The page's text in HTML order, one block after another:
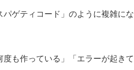
ゲティコード」のように複雑にな
度も作っている」「エラーが起きて